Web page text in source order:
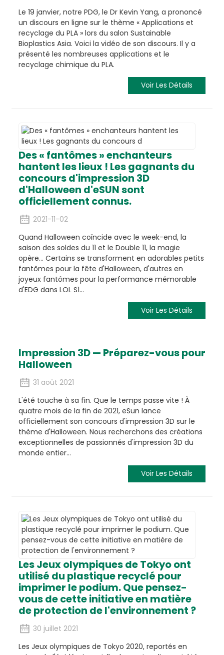
Le 19 janvier, notre PDG, le Dr Kevin Yang, a prononcé
un discours en ligne sur le thème « Applications et
recyclage du PLA » lors du salon Sustainable
Bioplastics Asia. Voici la vidéo de son discours. Il y a
présenté les nombreuses applications et le
recyclage chimique du PLA.
Voir Les Détails
Des « fantômes » enchanteurs
hantent les lieux ! Les gagnants du
concours d'impression 3D
d'Halloween d'eSUN sont
officiellement connus.
2021-11-02
Quand Halloween coïncide avec le week-end, la
saison des soldes du 11 et le Double 11, la magie
opère… Certains se transforment en adorables petits
fantômes pour la fête d'Halloween, d'autres en
joyeux fantômes pour la performance mémorable
d'EDG dans LOL S1…
Voir Les Détails
Impression 3D — Préparez-vous pour
Halloween
31 août 2021
L'été touche à sa fin. Que le temps passe vite ! À
quatre mois de la fin de 2021, eSun lance
officiellement son concours d'impression 3D sur le
thème d'Halloween. Nous recherchons des créations
exceptionnelles de passionnés d'impression 3D du
monde entier…
Voir Les Détails
Les Jeux olympiques de Tokyo ont
utilisé du plastique recyclé pour
imprimer le podium. Que pensez-
vous de cette initiative en matière
de protection de l'environnement ?
30 juillet 2021
Les Jeux olympiques de Tokyo 2020, reportés en